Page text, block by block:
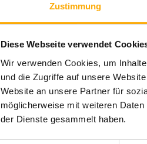
Zustimmung
Diese Webseite verwendet
Wir verwenden Cookies, um
und die Zugriffe auf unsere
Website an unsere Partner für
möglicherweise mit weiteren
der Dienste gesammelt haben.
Themen: Blog